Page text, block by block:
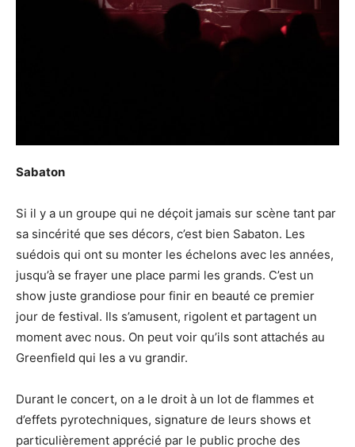
Sabaton
Si il y a un groupe qui ne déçoit jamais sur scène tant par
sa sincérité que ses décors, c’est bien Sabaton. Les
suédois qui ont su monter les échelons avec les années,
jusqu’à se frayer une place parmi les grands. C’est un
show juste grandiose pour finir en beauté ce premier
jour de festival. Ils s’amusent, rigolent et partagent un
moment avec nous. On peut voir qu’ils sont attachés au
Greenfield qui les a vu grandir.
Durant le concert, on a le droit à un lot de flammes et
d’effets pyrotechniques, signature de leurs shows et
particulièrement apprécié par le public proche des